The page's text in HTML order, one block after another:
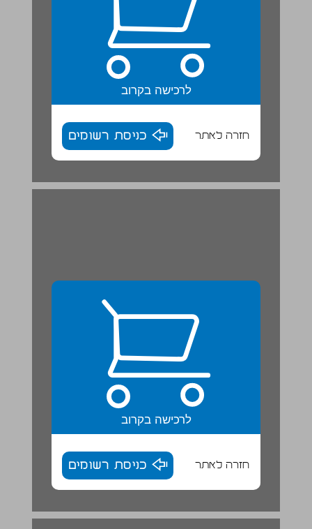
לרכישה בקרוב
חזרה לאתר כניסת רשומים
לרכישה בקרוב
חזרה לאתר כניסת רשומים
פרק 1 ... 6